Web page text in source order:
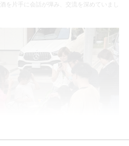
を片手に会話が弾み、交流を深めていまし